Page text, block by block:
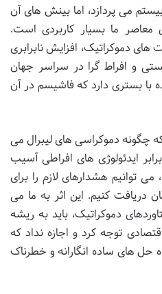
می پردازد، اما بینش های آن
ما بسیار کاربردی است.
دموکراتیک، افزایش نابرابری
و افراط گرا در سراسر جهان
با بستری دارد که فاشیسم در آن
چگونه دموکراسی های لیبرال می
ایدئولوژی های افراطی آسیب
توانیم هشدارهای لازم را برای
دریافت کنیم. این اثر به ما می
دموکراتیک، باید به ریشه
توجه کرد و اجازه نداد که
حل های ساده انگارانه و خطرناک